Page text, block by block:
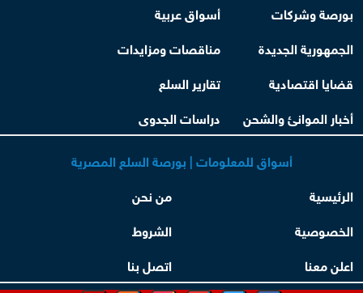
بورصة وشركات
أسواق عربية
الجمهورية الجديدة
مناقصات ومزايدات
قضايا اقتصادية
تقارير السلع
أخبار الموانئ والشحن
دراسات الجدوى
أسواق للمعلومات | بورصة السلع المصرية
الرئيسية
من نحن
الخصوصية
الشروط
اعلن معنا
اتصل بنا